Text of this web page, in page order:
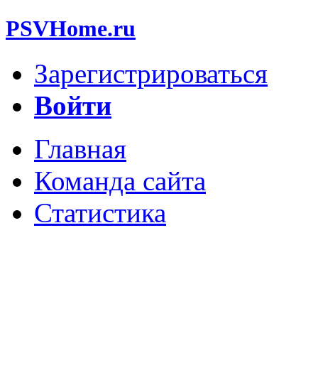
PSVHome.ru
Зарегистрироваться
Войти
Главная
Команда сайта
Статистика